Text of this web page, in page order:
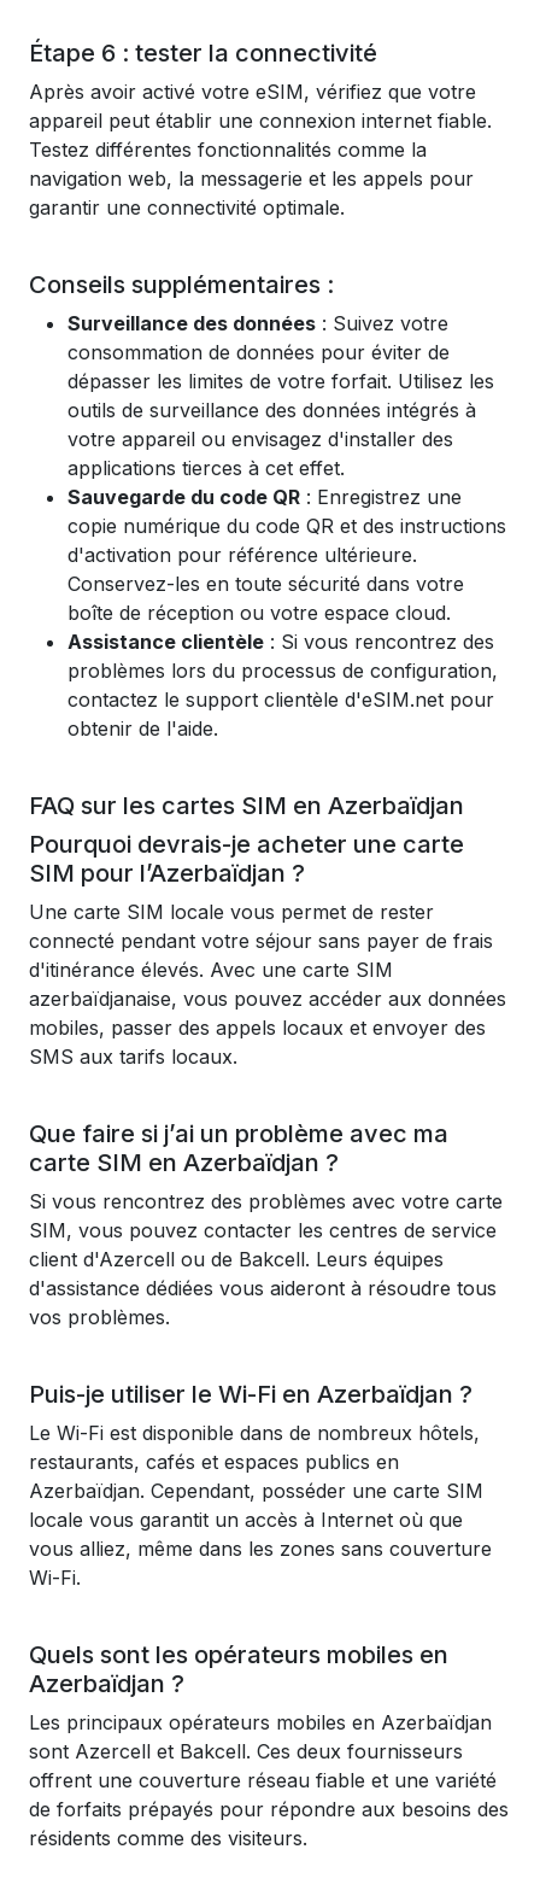
Étape 6 : tester la connectivité
Après avoir activé votre eSIM, vérifiez que votre
appareil peut établir une connexion internet fiable.
Testez différentes fonctionnalités comme la
navigation web, la messagerie et les appels pour
garantir une connectivité optimale.
Conseils supplémentaires :
Surveillance des données : Suivez votre
consommation de données pour éviter de
dépasser les limites de votre forfait. Utilisez les
outils de surveillance des données intégrés à
votre appareil ou envisagez d'installer des
applications tierces à cet effet.
Sauvegarde du code QR : Enregistrez une
copie numérique du code QR et des instructions
d'activation pour référence ultérieure.
Conservez-les en toute sécurité dans votre
boîte de réception ou votre espace cloud.
Assistance clientèle : Si vous rencontrez des
problèmes lors du processus de configuration,
contactez le support clientèle d'eSIM.net pour
obtenir de l'aide.
FAQ sur les cartes SIM en Azerbaïdjan
Pourquoi devrais-je acheter une carte
SIM pour l’Azerbaïdjan ?
Une carte SIM locale vous permet de rester
connecté pendant votre séjour sans payer de frais
d'itinérance élevés. Avec une carte SIM
azerbaïdjanaise, vous pouvez accéder aux données
mobiles, passer des appels locaux et envoyer des
SMS aux tarifs locaux.
Que faire si j’ai un problème avec ma
carte SIM en Azerbaïdjan ?
Si vous rencontrez des problèmes avec votre carte
SIM, vous pouvez contacter les centres de service
client d'Azercell ou de Bakcell. Leurs équipes
d'assistance dédiées vous aideront à résoudre tous
vos problèmes.
Puis-je utiliser le Wi-Fi en Azerbaïdjan ?
Le Wi-Fi est disponible dans de nombreux hôtels,
restaurants, cafés et espaces publics en
Azerbaïdjan. Cependant, posséder une carte SIM
locale vous garantit un accès à Internet où que
vous alliez, même dans les zones sans couverture
Wi-Fi.
Quels sont les opérateurs mobiles en
Azerbaïdjan ?
Les principaux opérateurs mobiles en Azerbaïdjan
sont Azercell et Bakcell. Ces deux fournisseurs
offrent une couverture réseau fiable et une variété
de forfaits prépayés pour répondre aux besoins des
résidents comme des visiteurs.